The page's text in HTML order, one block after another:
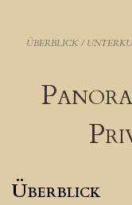
ÜBERBLICK /
Überblick